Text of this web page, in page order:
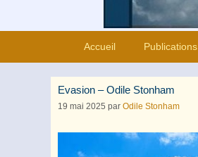
Accueil Publications
Evasion – Odile Stonham
19 mai 2025 par Odile Stonham